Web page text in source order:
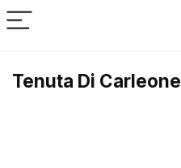
Tenuta Di Carleone